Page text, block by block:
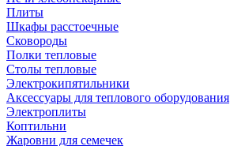
Плиты
Шкафы расстоечные
Сковороды
Полки тепловые
Столы тепловые
Электрокипятильники
Аксессуары для теплового оборудования
Электроплиты
Коптильни
Жаровни для семечек